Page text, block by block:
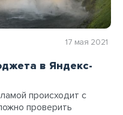
17 мая 2021
в Яндекс-
происходит с
проверить